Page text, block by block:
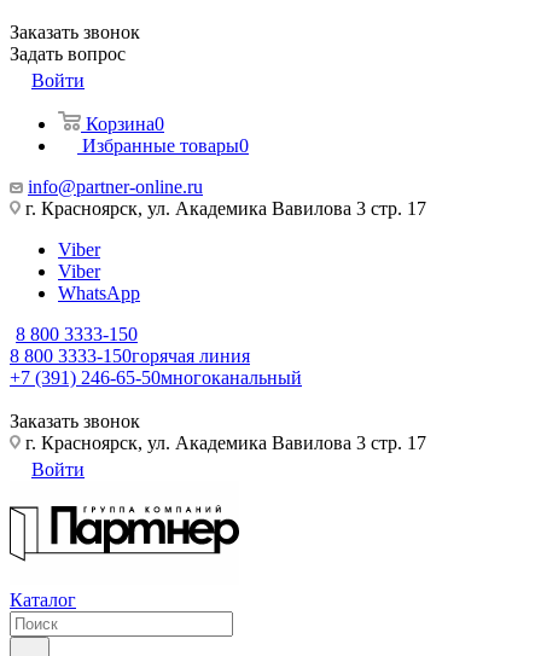
Заказать звонок
Задать вопрос
Войти
Корзина0
Избранные товары0
info@partner-online.ru
г. Красноярск, ул. Академика Вавилова 3 стр. 17
Viber
Viber
WhatsApp
8 800 3333-150
8 800 3333-150горячая линия
+7 (391) 246-65-50многоканальный
Заказать звонок
г. Красноярск, ул. Академика Вавилова 3 стр. 17
Войти
Каталог